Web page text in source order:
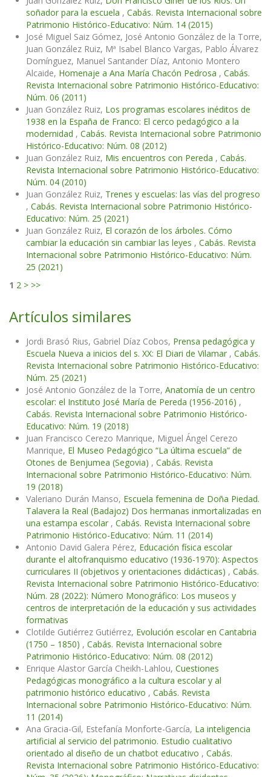
soñador para la escuela , Cabás. Revista Internacional sobre
Patrimonio Histórico-Educativo: Núm. 14 (2015)
José Miguel Saiz Gómez, José Antonio González de la Torre,
Juan González Ruiz, Mª Isabel Blanco Vargas, Pablo Álvarez
Domínguez, Manuel Santander Díaz, Antonio Montero
Alcaide, Homenaje a Ana María Chacón Pedrosa , Cabás.
Revista Internacional sobre Patrimonio Histórico-Educativo:
Núm. 06 (2011)
Juan González Ruiz, Los programas escolares inéditos de
1938 en la España de Franco: El cerco pedagógico a la
modernidad , Cabás. Revista Internacional sobre Patrimonio
Histórico-Educativo: Núm. 08 (2012)
Juan González Ruiz, Mis encuentros con Pereda , Cabás.
Revista Internacional sobre Patrimonio Histórico-Educativo:
Núm. 04 (2010)
Juan González Ruiz, Trenes y escuelas: las vías del progreso
, Cabás. Revista Internacional sobre Patrimonio Histórico-
Educativo: Núm. 25 (2021)
Juan González Ruiz, El corazón de los árboles. Cómo
cambiar la educación sin cambiar las leyes , Cabás. Revista
Internacional sobre Patrimonio Histórico-Educativo: Núm.
25 (2021)
1 2 > >>
Artículos similares
Jordi Brasó Rius, Gabriel Díaz Cobos, Prensa pedagógica y
Escuela Nueva a inicios del s. XX: El Diari de Vilamar , Cabás.
Revista Internacional sobre Patrimonio Histórico-Educativo:
Núm. 25 (2021)
José Antonio González de la Torre, Anatomía de un centro
escolar: el Instituto José María de Pereda (1956-2016) ,
Cabás. Revista Internacional sobre Patrimonio Histórico-
Educativo: Núm. 19 (2018)
Juan Francisco Cerezo Manrique, Miguel Ángel Cerezo
Manrique, El Museo Pedagógico “La última escuela” de
Otones de Benjumea (Segovia) , Cabás. Revista
Internacional sobre Patrimonio Histórico-Educativo: Núm.
19 (2018)
Valeriano Durán Manso, Escuela femenina de Doña Piedad.
Talavera la Real (Badajoz) Dos hermanas inmortalizadas en
una estampa escolar , Cabás. Revista Internacional sobre
Patrimonio Histórico-Educativo: Núm. 11 (2014)
Antonio David Galera Pérez, Educación física escolar
durante el altofranquismo educativo (1936-1970): Aspectos
curriculares II (objetivos y orientaciones didácticas) , Cabás.
Revista Internacional sobre Patrimonio Histórico-Educativo:
Núm. 28 (2022): Número Monográfico: Los museos y
centros de interpretación de la educación y sus actividades
formativas
Clotilde Gutiérrez Gutiérrez, Evolución escolar en Cantabria
(1750 – 1850) , Cabás. Revista Internacional sobre
Patrimonio Histórico-Educativo: Núm. 08 (2012)
Enrique Alastor García Cheikh-Lahlou, Cuestiones
Pedagógicas monográfico a la cultura escolar y al
patrimonio histórico educativo , Cabás. Revista
Internacional sobre Patrimonio Histórico-Educativo: Núm.
11 (2014)
Ana Gracia-Gil, Estefanía Monforte-García, La inteligencia
artificial al servicio del patrimonio. Estudio cualitativo
orientado al diseño de un chatbot educativo , Cabás.
Revista Internacional sobre Patrimonio Histórico-Educativo: